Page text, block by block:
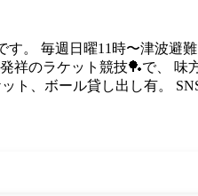
。 毎週日曜11時〜津波避
ラケット競技🏓で、 味
、ボール貸し出し有。